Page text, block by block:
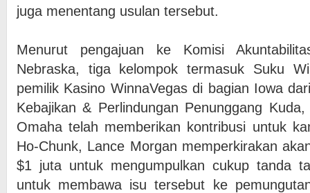
juga menentang usulan tersebut.
Menurut pengajuan ke Komisi
Nebraska, tiga kelompok termasuk Suku
pemilik Kasino WinnaVegas di bagian Iowa
Kebajikan & Perlindungan Penunggang
Omaha telah memberikan kontribusi untuk
Ho-Chunk, Lance Morgan memperkirakan
$1 juta untuk mengumpulkan cukup tanda
untuk membawa isu tersebut ke